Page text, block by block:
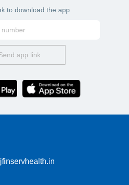
to download the app
app link